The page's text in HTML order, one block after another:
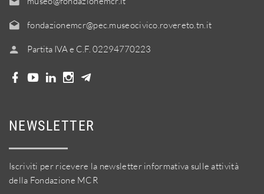
fondazionemcr@pec.museocivico.rovereto.tn.it
Partita IVA e C.F. 02294770223
NEWSLETTER
Iscriviti per ricevere la newsletter informativa sulle attività
della Fondazione MCR